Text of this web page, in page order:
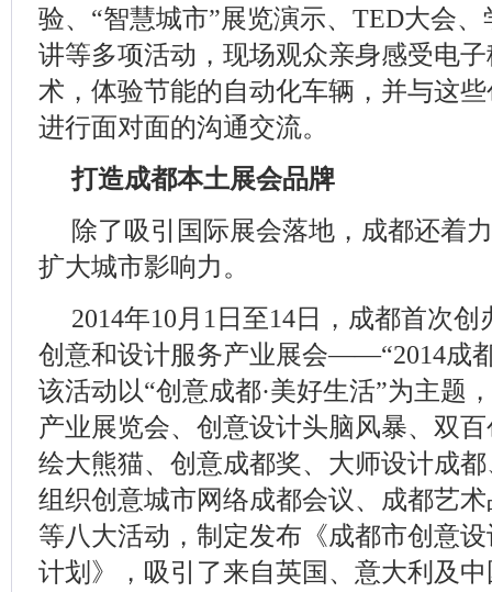
验、“智慧城市”展览演示、TED大会
讲等多项活动，现场观众亲身感受电
术，体验节能的自动化车辆，并与这
进行面对面的沟通交流。
打造成都本土展会品牌
除了吸引国际展会落地，成都还着
扩大城市影响力。
2014年10月1日至14日，成都首次
创意和设计服务产业展会——“2014成
该活动以“创意成都·美好生活”为主题
产业展览会、创意设计头脑风暴、双
绘大熊猫、创意成都奖、大师设计成
组织创意城市网络成都会议、成都艺
等八大活动，制定发布《成都市创意
计划》，吸引了来自英国、意大利及